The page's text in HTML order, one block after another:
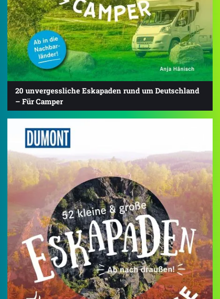
20 unvergessliche Eskapaden rund um Deutschland
– Für Camper